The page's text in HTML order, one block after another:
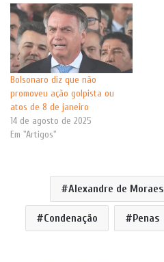
Bolsonaro diz que não
promoveu ação golpista ou
atos de 8 de janeiro
14 de agosto de 2025
Em "Artigos"
Alexandre de Moraes
Condenação Penas